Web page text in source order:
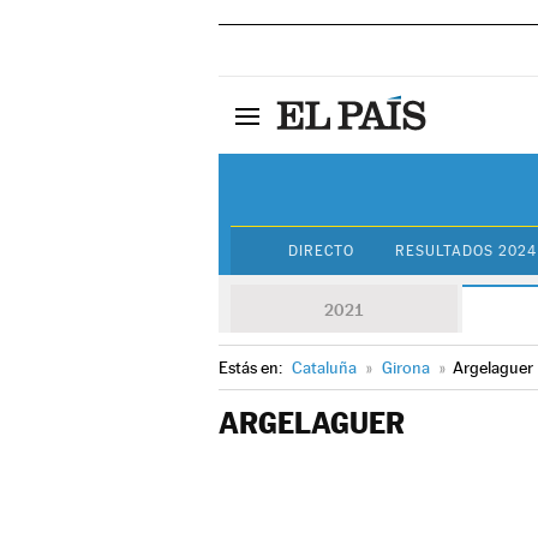
DIRECTO RESULTADOS 2024
2021
Estás en: Cataluña » Girona » Argelaguer
ARGELAGUER